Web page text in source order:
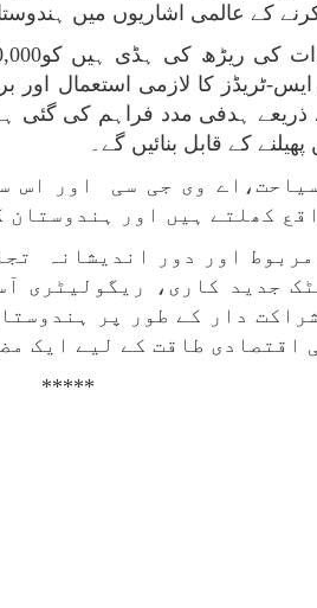
کے عالمی اشاریوں میں
ٹریڈز کا لازمی استعمال
ہدفی مدد فراہم کی گئی
کے قابل بنائیں گے۔
وی جی سی اور اس
کھلتے ہیں اور
طور پر، مرکزی بجٹ 27-2026 ایک
جدید کاری،
دار کے طور پر
اقتصادی طاقت کے لیے ایک
*****